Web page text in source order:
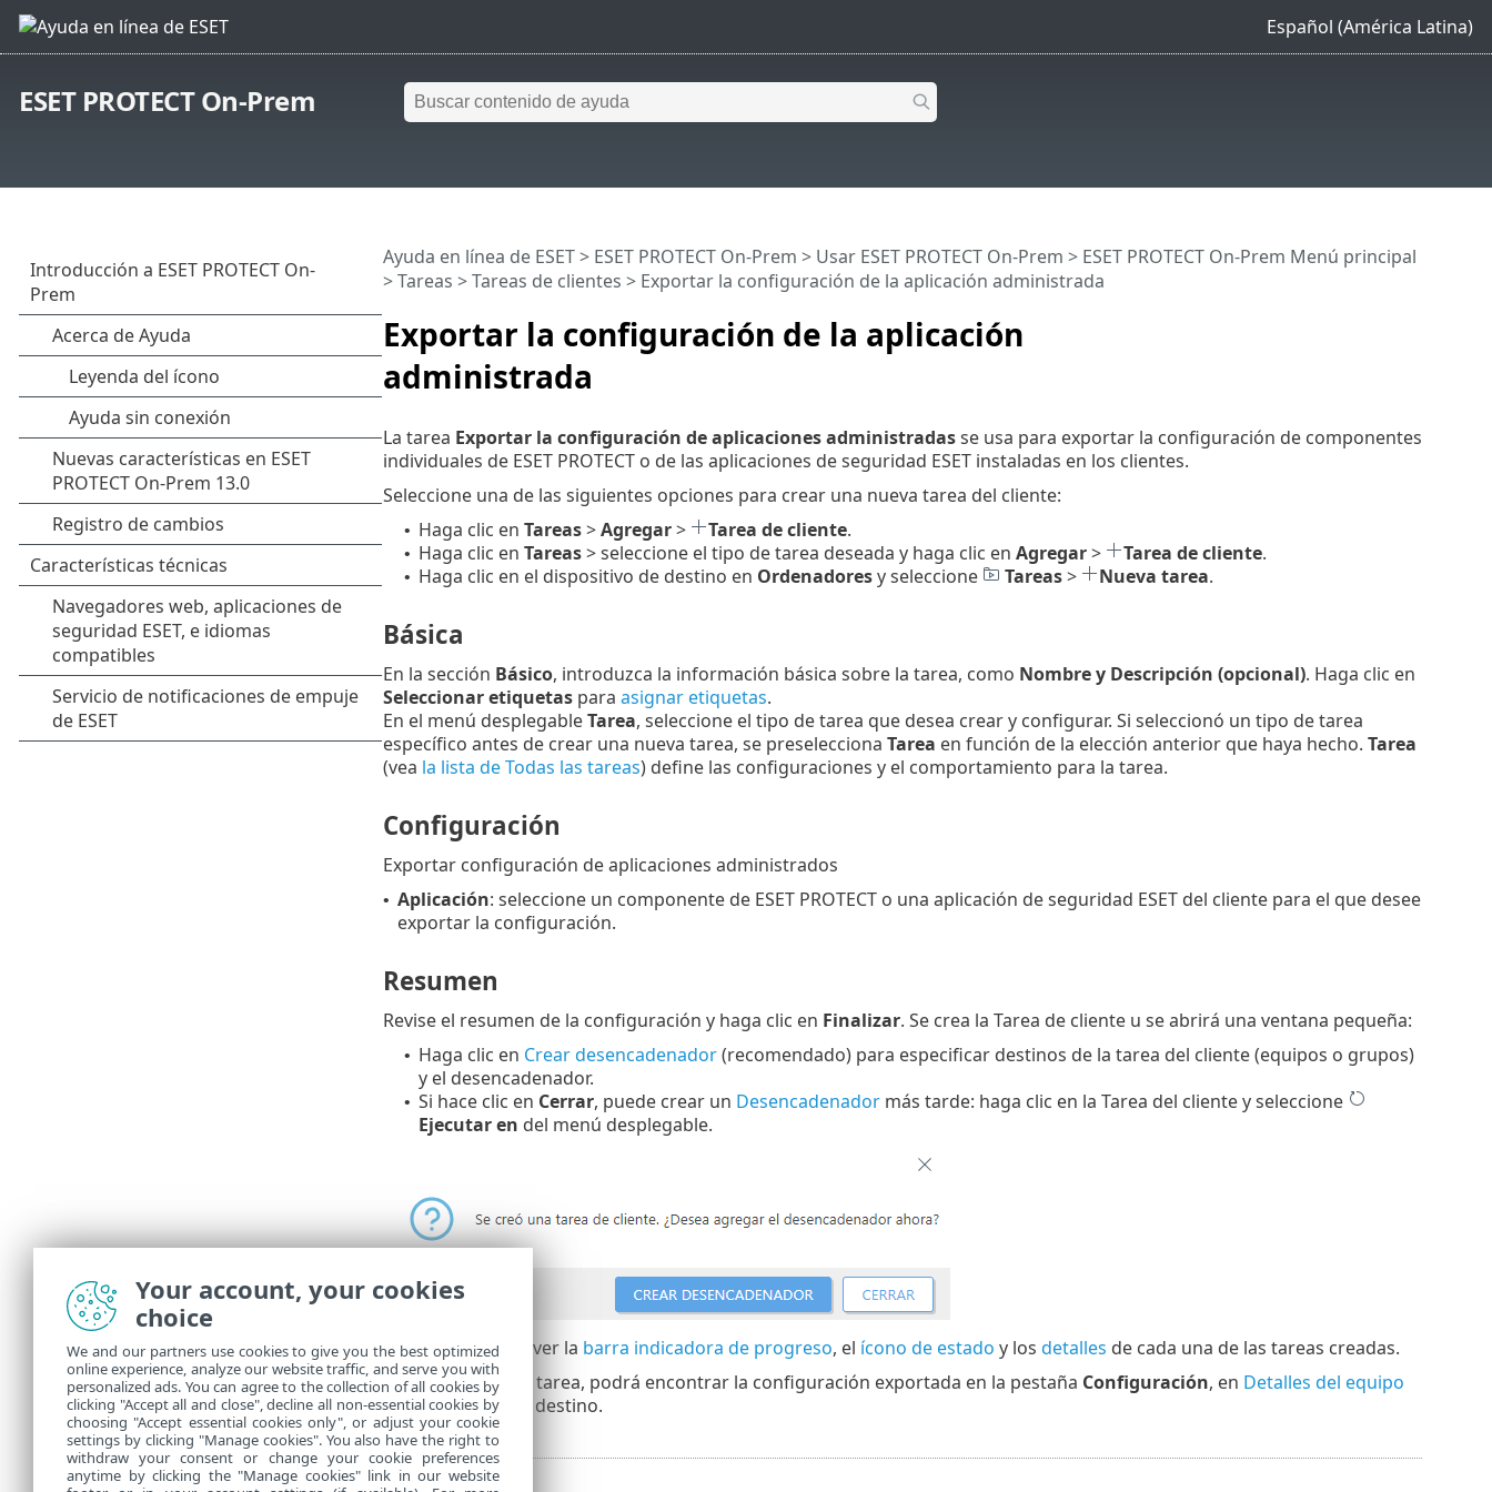
Español (América Latina)
ESET PROTECT On-Prem
Exportar la configuración de la aplicación
administrada
Ayuda en línea de ESET> ESET PROTECT On-Prem > Usar ESET PROTECT On-Prem > ESET PROTECT On-Prem Menú principal
>Tareas >Tareas de clientes > Exportar la configuración de la aplicación administrada
La tarea Exportar la configuración de aplicaciones administradasse usa para exportar la configuración de componentes
individuales de ESET PROTECT o de las aplicaciones de seguridad ESET instaladas en los clientes.
Seleccione una de las siguientes opciones para crear una nueva tarea del cliente:
• Haga clic en Tareas>Agregar> Tarea de cliente.
• Haga clic en Tareas> seleccione el tipo de tarea deseada y haga clic en Agregar> Tarea de cliente.
• Haga clic en el dispositivo de destino en Ordenadoresy seleccione Tareas> Nueva tarea.
Básica
En la sección Básico, introduzca la información básica sobre la tarea, como Nombre y Descripción (opcional). Haga clic en
Seleccionar etiquetaspara asignar etiquetas.
En el menú desplegableTarea, seleccione el tipo de tarea que desea crear y configurar. Si seleccionó un tipo de tarea
específico antes de crear una nueva tarea, se preselecciona Tarea en función de la elección anterior que haya hecho. Tarea
(vea la lista de Todas las tareas) define las configuraciones y el comportamiento para la tarea.
Configuración
Exportar configuración de aplicaciones administrados
• Aplicación: seleccione un componente de ESET PROTECT o una aplicación de seguridad ESET del cliente para el que desee
exportar la configuración.
Resumen
Revise el resumen de la configuración y haga clic en Finalizar. Se crea la Tarea de cliente u se abrirá una ventana pequeña:
• Haga clic en Crear desencadenador(recomendado) para especificar destinos de la tarea del cliente (equipos o grupos)
y el desencadenador.
• Si hace clic en Cerrar, puede crear un Desencadenadormás tarde: haga clic en la Tarea del cliente y seleccione
Ejecutar en del menú desplegable.
EnTareas, puede ver la barra indicadora de progreso, el ícono de estado y los detalles de cada una de las tareas creadas.
Cuando finalice la tarea, podrá encontrar la configuración exportada en la pestaña Configuración, en Detalles del equipo
de los equipos de destino.
Your account, your cookies
choice
We and our partners use cookies to give you the best optimized
online experience, analyze our website traffic, and serve you with
personalized ads. You can agree to the collection of all cookies by
clicking "Accept all and close", decline all non-essential cookies by
choosing "Accept essential cookies only", or adjust your cookie
settings by clicking "Manage cookies". You also have the right to
withdraw your consent or change your cookie preferences
anytime by clicking the "Manage cookies" link in our website